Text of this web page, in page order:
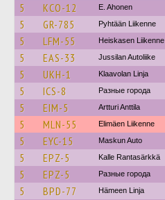
5 KCO-12 E. Ahonen
5 GR-785 Pyhtään Liikenne
5 LFM-55 Heiskasen Liikenne
5 EAS-33 Jussilan Autoliike
5 UKH-1 Klaavolan Linja
5 ICS-8 Разные города
5 EIM-5 Artturi Anttila
5 MLN-55 Elimäen Liikenne
5 EYC-15 Maskun Auto
5 EPZ-5 Kalle Rantasärkkä
5 EPZ-5 Разные города
5 BPD-77 Hämeen Linja